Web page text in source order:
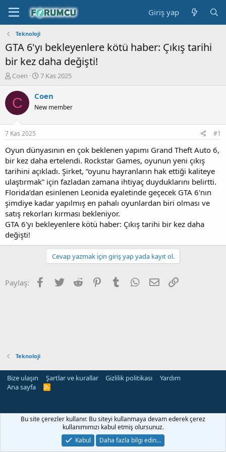
Giriş yap
Teknoloji
GTA 6'yı bekleyenlere kötü haber: Çıkış tarihi
bir kez daha değişti!
K
n
b
u
u
b
a
ş
l
a
t
a
n
Coen
B
ş
a
ç
t
a
r
i
h
i
7 Kas 2025
C Coen
New member
7 Kas 2025 #1
Oyun dünyasının en çok beklenen yapımı Grand Theft Auto 6,
bir kez daha ertelendi. Rockstar Games, oyunun yeni çıkış
tarihini açıkladı. Şirket, “oyunu hayranların hak ettiği kaliteye
ulaştırmak” için fazladan zamana ihtiyaç duyduklarını belirtti.
Florida’dan esinlenen Leonida eyaletinde geçecek GTA 6'nın
şimdiye kadar yapılmış en pahalı oyunlardan biri olması ve
satış rekorları kırması bekleniyor.
GTA 6'yı bekleyenlere kötü haber: Çıkış tarihi bir kez daha
değişti!
Cevap yazmak için giriş yap yada kayıt ol.
Paylaş: Facebook
Twitter Reddit PinterestTumblr WhatsApp
E-posta
Teknoloji
Bize ulaşın Şartlar ve kurallar Gizlilik politikası
Yardım
Ana sayfa
R
Bu site çerezler kullanır. Bu siteyi kullanmaya devam ederek çerez
kullanımımızı kabul etmiş olursunuz.
Kabul
Daha fazla bilgi edin…